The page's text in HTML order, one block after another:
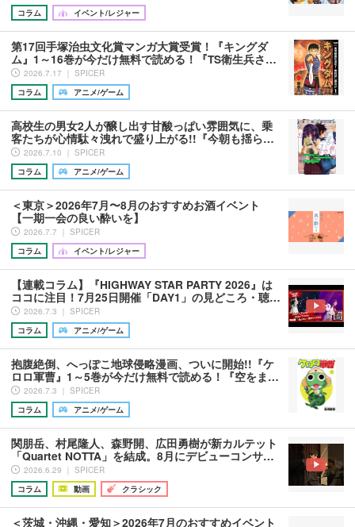
コラム
イベント/レジャー
第17回手塚治虫文化賞マンガ大賞受賞！『キングダ
ム』1～16巻が今だけ無料で読める！『TS衛生兵さ…
2026.7.17 ｜ SPICER
コラム
アニメ/ゲーム
高校生の男女2人が醸し出す甘酸っぱい雰囲気に、乗
客たちが心情駄々洩れで盛り上がる!!『今朝も揺ら…
2026.7.10 ｜ SPICER
コラム
アニメ/ゲーム
＜東京＞2026年7月〜8月のおすすめお酒イベント
【一期一会の良い酔いを】
2026.7.7 ｜ SPICER
コラム
イベント/レジャー
【連載コラム】『HIGHWAY STAR PARTY 2026』は
ココに注目！7月25日開催「DAY1」の見どころ・聴…
2026.7.3 ｜ SPICER
コラム
アニメ/ゲーム
抱腹絶倒、へっぽこ地球侵略漫画、ついに開始!!『ケ
ロロ軍曹』1～5巻が今だけ無料で読める！『空をま…
2026.7.3 ｜ SPICER
コラム
アニメ/ゲーム
関朋岳、村尾隆人、森野開、広田勇樹が新カルテット
「Quartet NOTTA」を結成。8月にデビューコンサ…
2026.6.29 ｜ SPICER
コラム
動画 クラシック
＜茨城・沖縄・愛知＞2026年7月のおすすめイベント